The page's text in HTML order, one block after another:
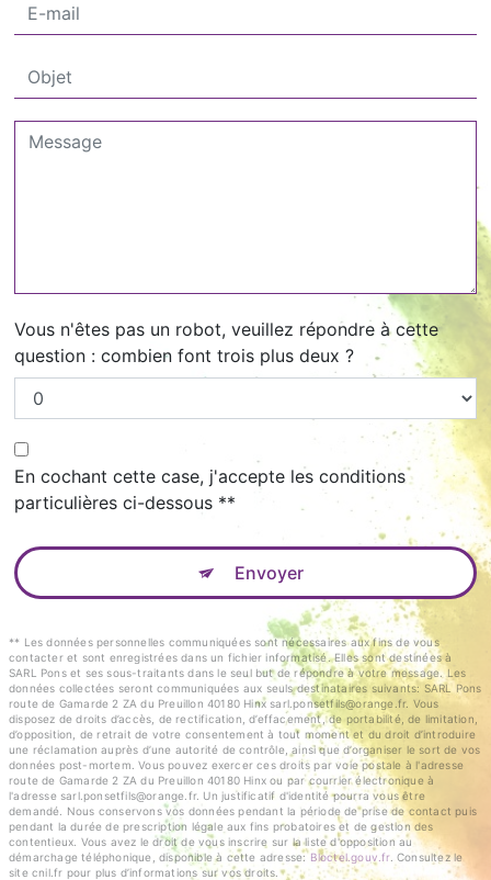
Vous n'êtes pas un robot, veuillez répondre à cette
question : combien font trois plus deux ?
En cochant cette case, j'accepte les conditions
particulières ci-dessous **
Envoyer
** Les données personnelles communiquées sont nécessaires aux fins de vous
contacter et sont enregistrées dans un fichier informatisé. Elles sont destinées à
SARL Pons et ses sous-traitants dans le seul but de répondre à votre message. Les
données collectées seront communiquées aux seuls destinataires suivants: SARL Pons
route de Gamarde 2 ZA du Preuillon 40180 Hinx sarl.ponsetfils@orange.fr. Vous
disposez de droits d’accès, de rectification, d’effacement, de portabilité, de limitation,
d’opposition, de retrait de votre consentement à tout moment et du droit d’introduire
une réclamation auprès d’une autorité de contrôle, ainsi que d’organiser le sort de vos
données post-mortem. Vous pouvez exercer ces droits par voie postale à l'adresse
route de Gamarde 2 ZA du Preuillon 40180 Hinx ou par courrier électronique à
l'adresse sarl.ponsetfils@orange.fr. Un justificatif d'identité pourra vous être
demandé. Nous conservons vos données pendant la période de prise de contact puis
pendant la durée de prescription légale aux fins probatoires et de gestion des
contentieux. Vous avez le droit de vous inscrire sur la liste d'opposition au
démarchage téléphonique, disponible à cette adresse:Bloctel.gouv.fr. Consultez le
site cnil.fr pour plus d’informations sur vos droits.